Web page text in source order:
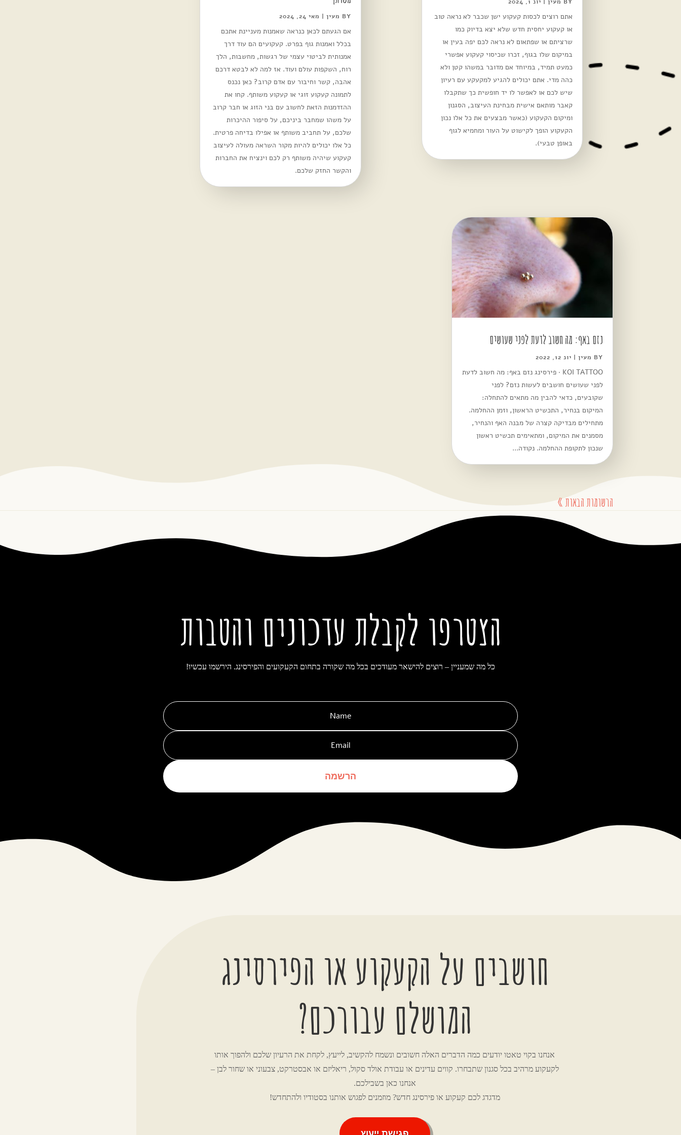
אתם רוצים לכסות קעקוע ישן שכבר לא נראה טוב
או קעקוע יחסית חדש שלא יצא בדיוק כמו
שרציתם או שפתאום לא נראה לכם יפה בעין או
במיקום שלו בגוף, זכרו שכיסוי קעקוע אפשרי
כמעט תמיד, במיוחד אם מדובר במשהו קטן ולא
כהה מדי. אתם יכולים להגיע למקעקע עם רעיון
שיש לכם או לאפשר לו יד חופשית כך שתקבלו
קאבר מותאם אישית מבחינת העיצוב, הסגנון
ומיקום הקעקוע (כאשר מבצעים את כל אלו נכון
הקעקוע הופך לקישוט על העור ומחמיא לגוף
באופן טבעי).
BY מעין| מאי 24, 2024
אם הגעתם לכאן כנראה שאמנות מעניינת אתכם
בכלל ואמנות גוף בפרט. קעקועים הם עוד דרך
אמנותית לביטוי עצמי של רגשות, מחשבות, הלך
רוח, השקפות עולם ועוד. אז למה לא לבטא דרכם
אהבה, קשר וחיבור עם אדם קרוב? כאן נכנס
לתמונה קעקוע זוגי או קעקוע משותף. קחו את
ההזדמנות הזאת לחשוב עם בני הזוג או חבר קרוב
על משהו שמחבר ביניכם, על סיפור ההיכרות
שלכם, על תחביב משותף או אפילו בדיחה פרטית.
כל אלו יכולים להיות מקור השראה מעולה לעיצוב
קעקוע שיהיה משותף רק לכם וינציח את החברות
והקשר החזק שלכם.
נזם באף: מה חשוב לדעת לפני שעושים
BY מעין | יונ 12, 2022
KOI TATTOO · פירסינג נזם באף: מה חשוב לדעת
לפני שעושים חושבים לעשות נזם? לפני
שקובעים, כדאי להבין מה מתאים להתחלה:
המיקום בנחיר, התכשיט הראשון, וזמן ההחלמה.
מתחילים מבדיקה קצרה של מבנה האף והנחיר,
מסמנים את המיקום, ומתאימים תכשיט ראשון
שנכון לתקופת ההחלמה. נקודה...
הרשומות הבאות »
הצטרפו לקבלת עדכונים והטבות
כל מה שמעניין – רוצים להישאר מעודכים בכל מה שקורה בתחום הקעקועים והפירסינג. הירשמו עכשיו!
הרשמה
חושבים על הקעקוע או הפירסינג
המושלם עבורכם?
אנחנו בקוי טאטו יודעים כמה הדברים האלה חשובים ונשמח להקשיב, לייעץ, לקחת את הרעיון שלכם ולהפוך אותו
לקעקוע מרהיב בכל סגנון שתבחרו. קווים עדינים או עבודת אולד סקול, ריאליזם או אבסטרקט, צבעוני או שחור לבן –
אנחנו כאן בשבילכם.
מדגדג לכם קעקוע או פירסינג חדש? מוזמנים לפגוש אותנו בסטודיו ולהתחדש!